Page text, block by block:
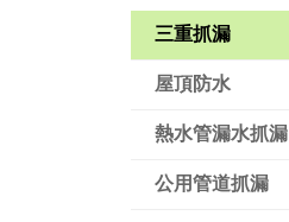
三重抓漏
屋頂防水
熱水管漏水抓漏
公用管道抓漏